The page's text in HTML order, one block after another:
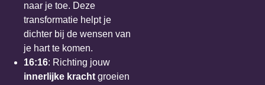
naar je toe. Deze
transformatie helpt je
dichter bij de wensen van
je hart te komen.
16:16: Richting jouw
innerlijke kracht groeien